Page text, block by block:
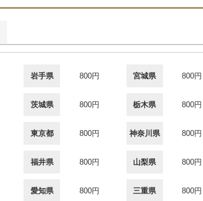
岩手県 800円 宮城県 800円
茨城県 800円 栃木県 800円
東京都 800円 神奈川県 800円
福井県 800円 山梨県 800円
愛知県 800円 三重県 800円